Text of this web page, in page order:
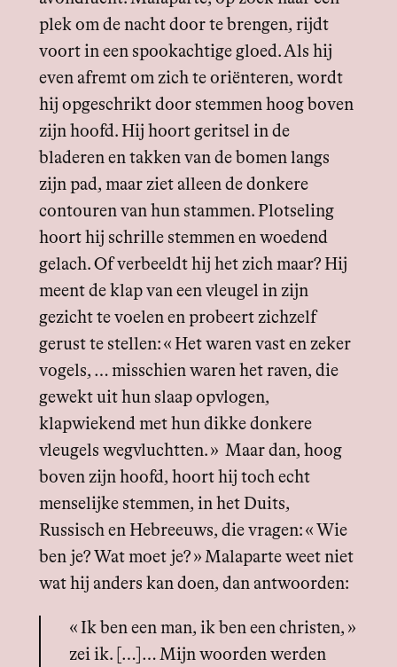
plek om de nacht door te brengen, rijdt
voort in een spookachtige gloed. Als hij
even afremt om zich te oriënteren, wordt
hij opgeschrikt door stemmen hoog boven
zijn hoofd. Hij hoort geritsel in de
bladeren en takken van de bomen langs
zijn pad, maar ziet alleen de donkere
contouren van hun stammen. Plotseling
hoort hij schrille stemmen en woedend
gelach. Of verbeeldt hij het zich maar? Hij
meent de klap van een vleugel in zijn
gezicht te voelen en probeert zichzelf
gerust te stellen: « Het waren vast en zeker
vogels, … misschien waren het raven, die
gewekt uit hun slaap opvlogen,
klapwiekend met hun dikke donkere
vleugels wegvluchtten. » Maar dan, hoog
boven zijn hoofd, hoort hij toch echt
menselijke stemmen, in het Duits,
Russisch en Hebreeuws, die vragen: « Wie
ben je? Wat moet je? » Malaparte weet niet
wat hij anders kan doen, dan antwoorden:
« Ik ben een man, ik ben een christen, »
zei ik. […]… Mijn woorden werden